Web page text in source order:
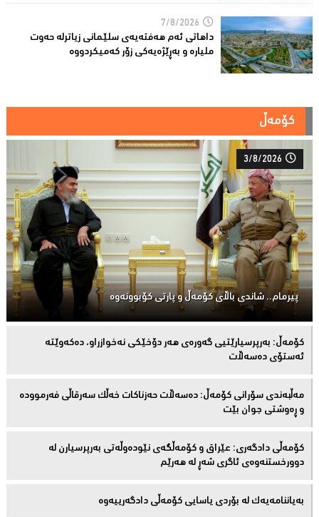
7/8/2026
داهاتی ئەم هه‌فته‌یەی سلێمانی زیاترلە حەوت
ملیارە و بەڕێژەیەکى زۆر کەمیکردووە
کۆمەڵ
3/8/2026
پیرمام.. شاندی باڵای كۆمه‌ڵ و پارتی كۆبوونه‌وه‌
كۆمەڵ: بەرپرسیارێتیی گەورەی هەر دۆخێکی نەخوازراو، دەكەوێتە
ئەستۆی دەسەڵات
مەڵبەندى سۆرانى کۆمەڵ: دەسەڵات حەزناکات خەڵک سەرقاڵى فەرموودە
و ڕەوشتى جوان بێت
کۆمەڵى دادگەرى: عێراق و كۆمەڵگەی نێودەوڵەتی بەرپرسیارن لە
دوورخستنەوەى ئاگری شەڕ لە هەرێم
بەیاننامەیەک لە بۆردی یاسایی کۆمەڵی دادگەرییەوە